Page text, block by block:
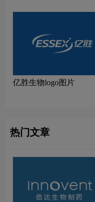
念
亿胜生物logo图片
热门文章